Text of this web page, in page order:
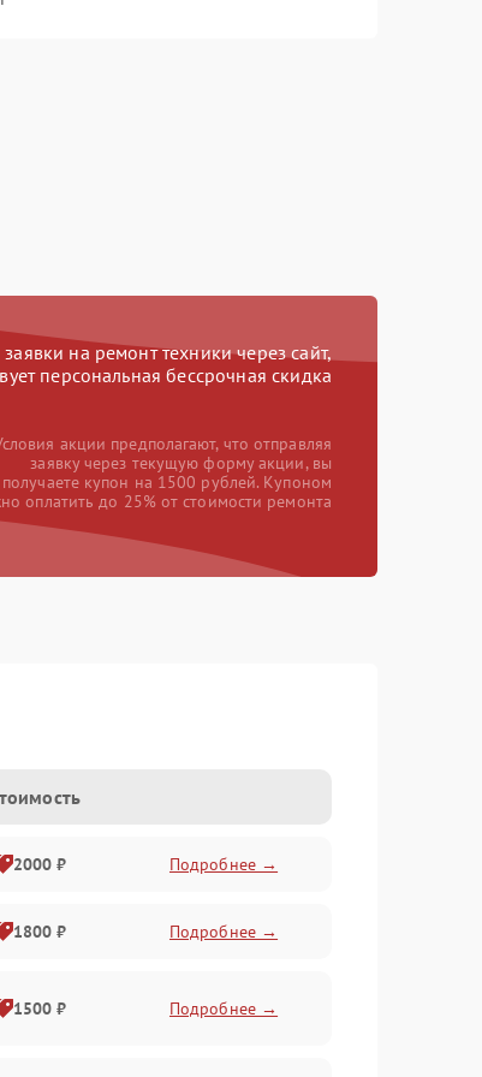
на ремонт техники через сайт,
персональная бессрочная скидка
акции предполагают, что отправляя
заявку через текущую форму акции, вы
получаете купон на 1500 рублей. Купоном
оплатить до 25% от стоимости ремонта
2000 ₽ Подробнее →
1800 ₽ Подробнее →
1500 ₽ Подробнее →